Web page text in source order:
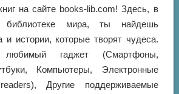
на сайте books-lib.com! Здесь, в
мира, ты найдешь
и истории, которые творят чудеса.
гаджет (Смартфоны,
Компьютеры, Электронные
Другие поддерживаемые